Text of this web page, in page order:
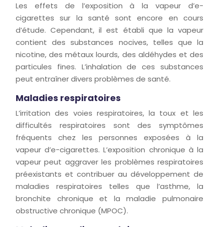
Les effets de l’exposition à la vapeur d’e-
cigarettes sur la santé sont encore en cours
d’étude. Cependant, il est établi que la vapeur
contient des substances nocives, telles que la
nicotine, des métaux lourds, des aldéhydes et des
particules fines. L’inhalation de ces substances
peut entraîner divers problèmes de santé.
Maladies respiratoires
L’irritation des voies respiratoires, la toux et les
difficultés respiratoires sont des symptômes
fréquents chez les personnes exposées à la
vapeur d’e-cigarettes. L’exposition chronique à la
vapeur peut aggraver les problèmes respiratoires
préexistants et contribuer au développement de
maladies respiratoires telles que l’asthme, la
bronchite chronique et la maladie pulmonaire
obstructive chronique (MPOC).